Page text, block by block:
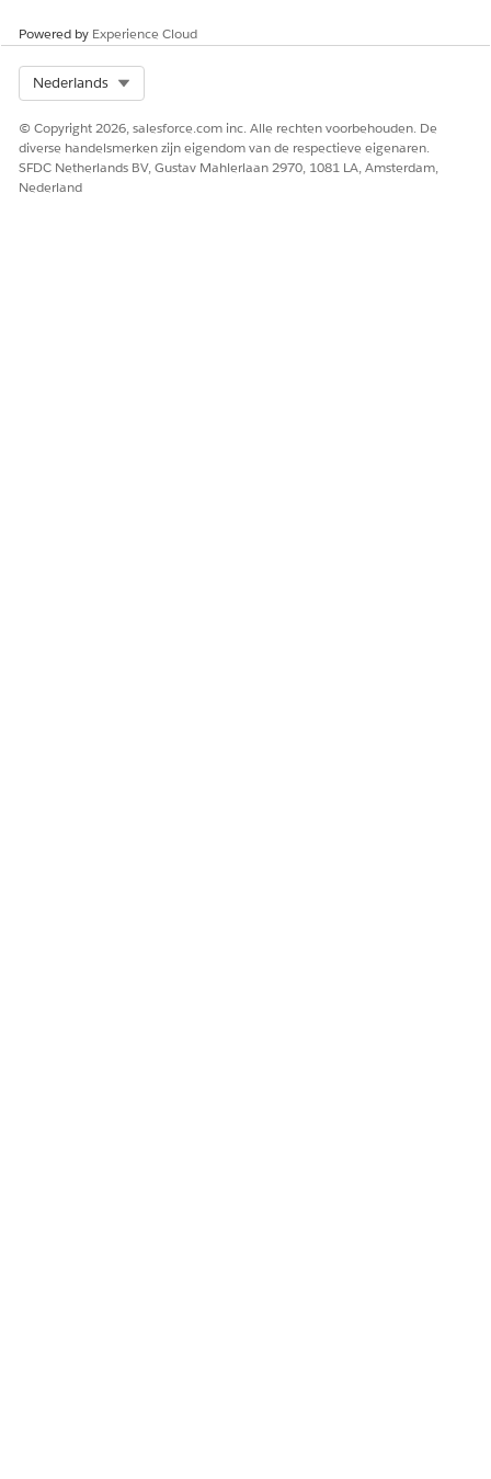
berichten met vrije vorm kunnen op sjablonen gebaseerde
berichten op elk gewenst moment naar aangemelde
klanten worden verzonden, ongeacht wanneer de klant
ZIE OOK:
Powered by Experience Cloud
Nederlands
© Copyright 2026, salesforce.com inc. Alle rechten voorbehouden. De
diverse handelsmerken zijn eigendom van de respectieve eigenaren.
SFDC Netherlands BV, Gustav Mahlerlaan 2970, 1081 LA, Amsterdam,
Nederland